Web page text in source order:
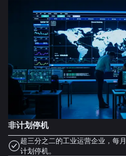
非计划停机
超三分之二的工业运营企业，每
计划停机。